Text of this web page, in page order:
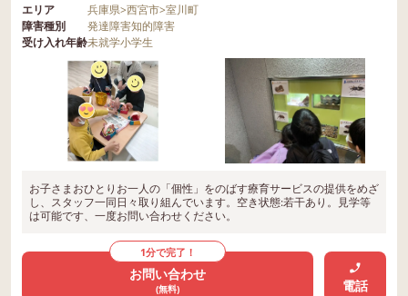
エリア 兵庫県>西宮市>室川町
障害種別
発達障害知的障害
受け入れ年齢未就学小学生
お子さまおひとりお一人の「個性」をのばす療育サービスの提供をめざ
し、スタッフ一同日々取り組んでいます。空き状態:若干あり。見学等
は可能です、一度お問い合わせください。
1分で完了！
お問い合わせ
(無料) 電話